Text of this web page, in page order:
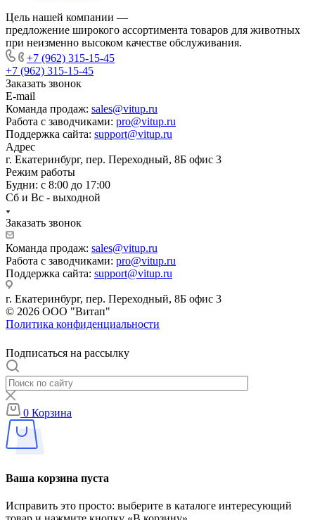
Цель нашей компании —
предложение широкого ассортимента товаров для животных
при неизменно высоком качестве обслуживания.
+7 (962) 315-15-45
+7 (962) 315-15-45
Заказать звонок
E-mail
Команда продаж: sales@vitup.ru
Работа с заводчиками: pro@vitup.ru
Поддержка сайта: support@vitup.ru
Адрес
г. Екатеринбург, пер. Переходный, 8Б офис 3
Режим работы
Будни: с 8:00 до 17:00
Сб и Вс - выходной
Заказать звонок
Команда продаж: sales@vitup.ru
Работа с заводчиками: pro@vitup.ru
Поддержка сайта: support@vitup.ru
г. Екатеринбург, пер. Переходный, 8Б офис 3
© 2026 ООО "Витап"
Политика конфиденциальности
Подписаться на рассылку
0 Корзина
Ваша корзина пуста
Исправить это просто: выберите в каталоге интересующий